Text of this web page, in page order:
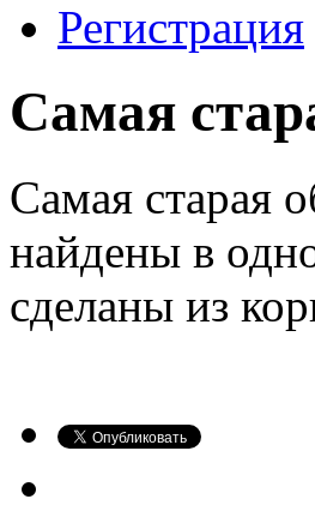
Регистрация
Самая
Самая старая
найдены в
сделаны из